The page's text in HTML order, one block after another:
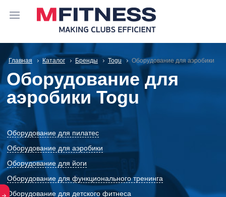
Главная Каталог Бренды Togu Оборудование для аэробики
Оборудование для
аэробики Togu
Оборудование для пилатес
Оборудование для аэробики
Оборудование для йоги
Оборудование для функционального тренинга
Оборудование для детского фитнеса